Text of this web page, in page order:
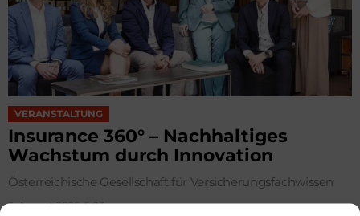
VERANSTALTUNG
Insurance 360° – Nachhaltiges
Wachstum durch Innovation
Österreichische Gesellschaft für Versicherungsfachwissen
3. August 2026, 5:03